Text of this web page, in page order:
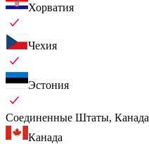
Хорватия
Чехия
Эстония
Соединенные Штаты, Канада
Канада